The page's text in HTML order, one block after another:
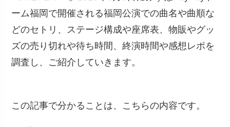
ーム福岡で開催される福岡公演での曲名や曲順な
どのセトリ、ステージ構成や座席表、物販やグッ
ズの売り切れや待ち時間、終演時間や感想レポを
調査し、ご紹介していきます。
この記事で分かることは、こちらの内容です。